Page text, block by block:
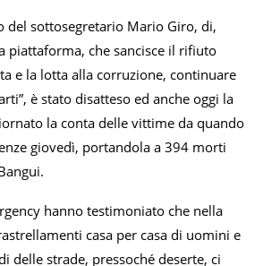
del sottosegretario Mario Giro, di,
piattaforma, che sancisce il rifiuto
e la lotta alla corruzione, continuare
è stato disatteso ed anche oggi la
la conta delle vittime da quando
giovedì, portandola a 394 morti
hanno testimoniato che nella
casa per casa di uomini e
delle strade, pressoché deserte, ci